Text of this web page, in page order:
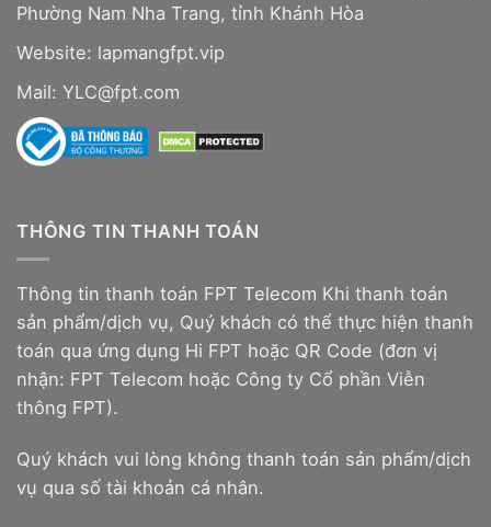
Phường Nam Nha Trang, tỉnh Khánh Hòa
Website: lapmangfpt.vip
Mail: YLC@fpt.com
THÔNG TIN THANH TOÁN
Thông tin thanh toán FPT Telecom Khi thanh toán
sản phẩm/dịch vụ, Quý khách có thể thực hiện thanh
toán qua ứng dụng Hi FPT hoặc QR Code (đơn vị
nhận: FPT Telecom hoặc Công ty Cổ phần Viễn
thông FPT).
Quý khách vui lòng không thanh toán sản phẩm/dịch
vụ qua số tài khoản cá nhân.